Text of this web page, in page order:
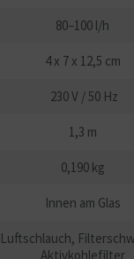
80–100 l/h
4 x 7 x 12,5 cm
230 V / 50 Hz
1,3 m
0,190 kg
Innen am Glas
Aktivkohlefilter